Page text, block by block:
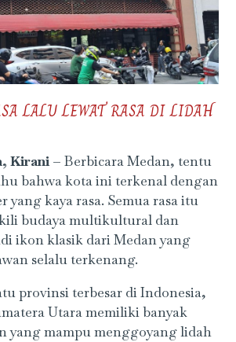
LALU LEWAT RASA DI LIDAH
Kirani – Berbicara Medan, tentu
bahwa kota ini terkenal dengan
yang kaya rasa. Semua rasa itu
budaya multikultural dan
ikon klasik dari Medan yang
selalu terkenang.
provinsi terbesar di Indonesia,
Utara memiliki banyak
yang mampu menggoyang lidah